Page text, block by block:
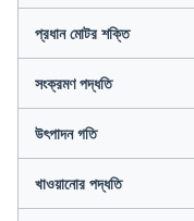
প্রধান মোটর শক্তি
সংক্রমণ পদ্ধতি
উৎপাদন গতি
খাওয়ানোর পদ্ধতি